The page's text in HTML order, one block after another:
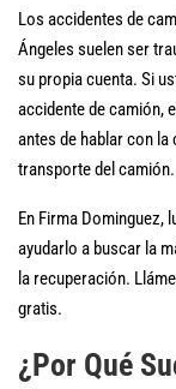
Los accidentes de
Ángeles suelen ser
su propia cuenta. Si
accidente de camión,
antes de hablar con
transporte del camión.
En Firma Dominguez,
ayudarlo a buscar la
la recuperación.
gratis.
¿Por Qué